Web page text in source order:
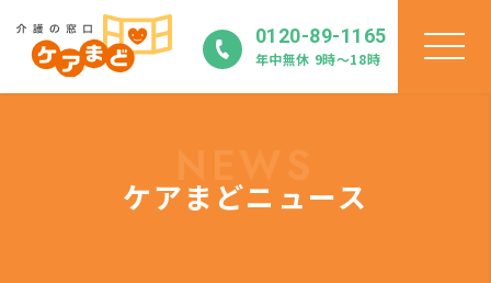
0120-89-1165
年中無休 9時〜18時
ケアまどニュース